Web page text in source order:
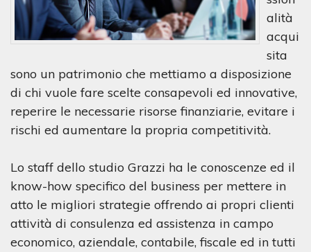
alità
acqui
sita
sono un patrimonio che mettiamo a disposizione
di chi vuole fare scelte consapevoli ed innovative,
reperire le necessarie risorse finanziarie, evitare i
rischi ed aumentare la propria competitività.
Lo staff dello studio Grazzi ha le conoscenze ed il
know-how specifico del business per mettere in
atto le migliori strategie offrendo ai propri clienti
attività di consulenza ed assistenza in campo
economico, aziendale, contabile, fiscale ed in tutti